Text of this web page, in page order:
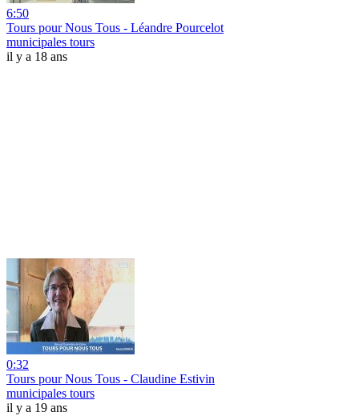
6:50
Tours pour Nous Tous - Léandre Pourcelot
municipales tours
il y a 18 ans
0:32
Tours pour Nous Tous - Claudine Estivin
municipales tours
il y a 19 ans